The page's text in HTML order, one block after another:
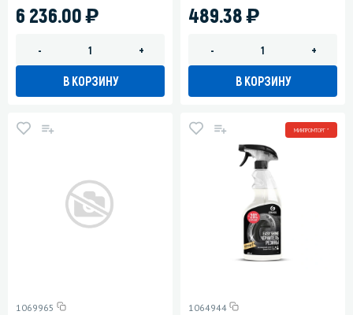
6 236.00)
- +
В КОРЗИНУ
489.38)
- +
В КОРЗИНУ
1069965
МИНПРОМТОРГ *
1064944